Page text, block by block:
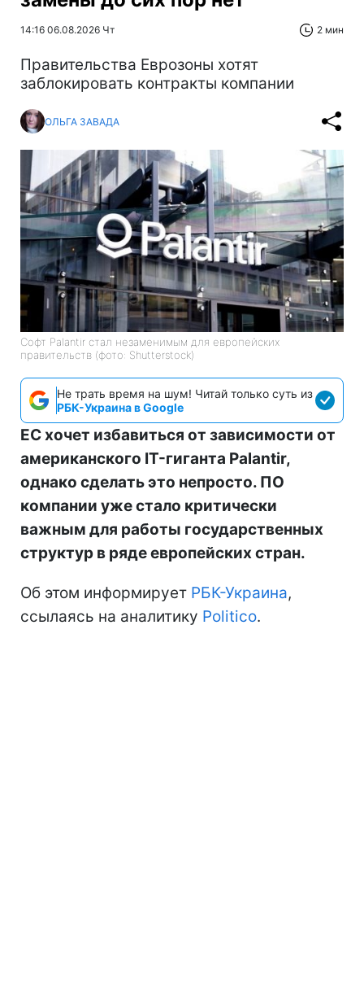
14:16 06.08.2026 Чт 2 мин
Правительства Еврозоны хотят
заблокировать контракты компании
ОЛЬГА ЗАВАДА
Софт Palantir стал незаменимым для европейских
правительств (фото: Shutterstock)
Не трать время на шум! Читай только суть из
РБК-Украина в Google
ЕС хочет избавиться от зависимости от
американского IT-гиганта Palantir,
однако сделать это непросто. ПО
компании уже стало критически
важным для работы государственных
структур в ряде европейских стран.
Об этом информирует РБК-Украина,
ссылаясь на аналитику Politico.